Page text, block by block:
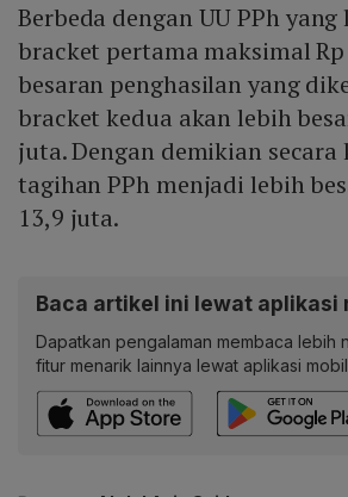
Berbeda dengan UU PPh
bracket pertama maksimal
besaran penghasilan yang
bracket kedua akan lebih
juta. Dengan demikian secara
tagihan PPh menjadi lebih
13,9 juta.
Baca artikel ini lewat aplikasi
Dapatkan pengalaman membaca lebih
fitur menarik lainnya lewat aplikasi